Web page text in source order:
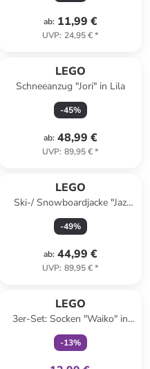
ab: 11,99 €
UVP: 24,95 €*
LEGO
Schneeanzug "Jori" in Lila
-45%
ab: 48,99 €
UVP: 89,95 €*
LEGO
Ski-/ Snowboardjacke "Jaz
805" in Lila/ Dunkelblau
-49%
ab: 44,99 €
UVP: 89,95 €*
LEGO
3er-Set: Socken "Waiko" in
Blau/ Grau/ Grün
-13%